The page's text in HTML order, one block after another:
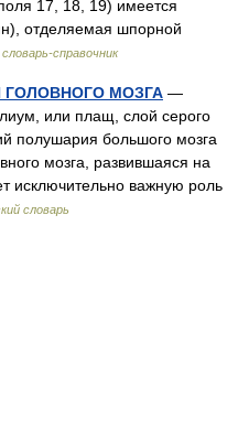
17, 18, 19) имеется
отделяемая шпорной
справочник
МОЗГА —
или плащ, слой серого
полушария большого мозга
мозга, развившаяся на
исключительно важную роль
словарь